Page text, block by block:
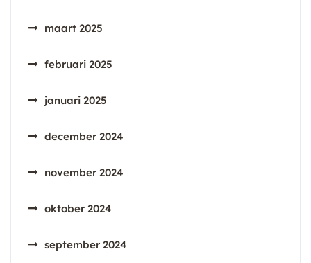
maart 2025
februari 2025
januari 2025
december 2024
november 2024
oktober 2024
september 2024